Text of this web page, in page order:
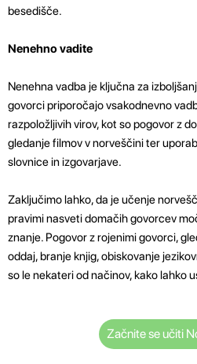
besedišče.
Nenehno vadite
Nenehna vadba je ključna za
govorci priporočajo vsakodnevno
razpoložljivih virov, kot so pogovor z
gledanje filmov v norveščini ter
slovnice in izgovarjave.
Zaključimo lahko, da je učenje
pravimi nasveti domačih govorcev
znanje. Pogovor z rojenimi govorci,
oddaj, branje knjig, obiskovanje
so le nekateri od načinov, kako lahko
Začnite se učiti